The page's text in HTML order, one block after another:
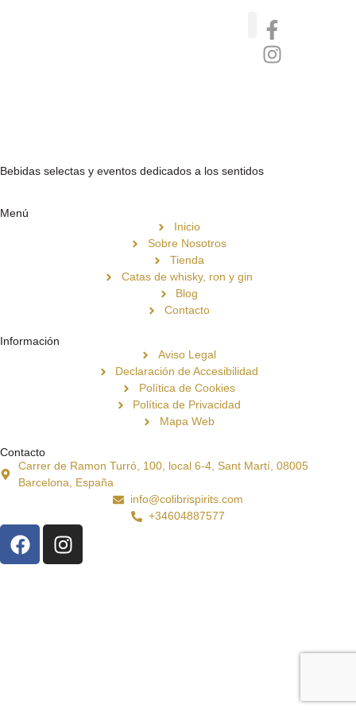
Bebidas selectas y eventos dedicados a los sentidos
Menú
Inicio
Sobre Nosotros
Tienda
Catas de whisky, ron y gin
Blog
Contacto
Información
Aviso Legal
Declaración de Accesibilidad
Política de Cookies
Política de Privacidad
Mapa Web
Contacto
Carrer de Ramon Turró, 100, local 6-4, Sant Martí, 08005
Barcelona, España
info@colibrispirits.com
+34604887577